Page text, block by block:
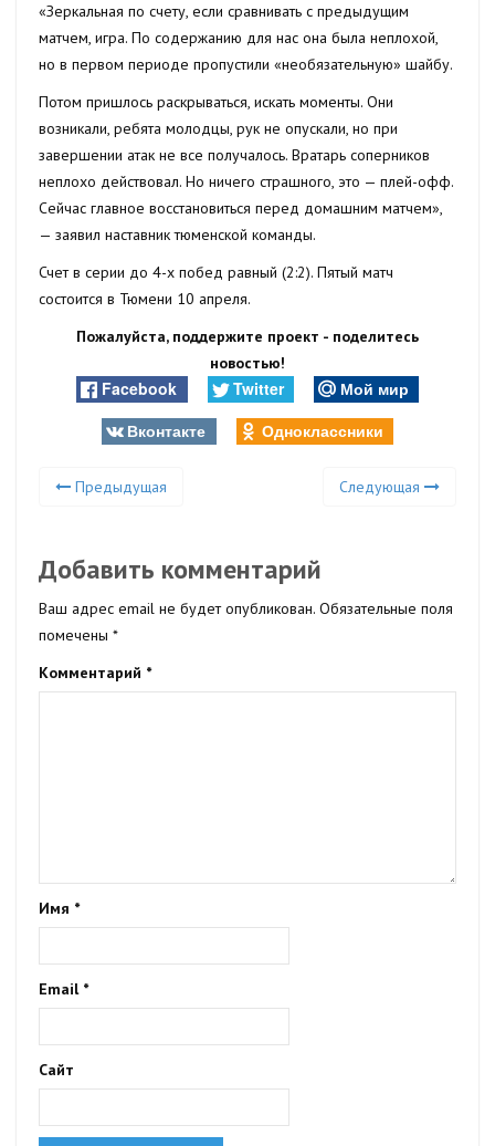
«Зеркальная по счету, если сравнивать с предыдущим
матчем, игра. По содержанию для нас она была неплохой,
но в первом периоде пропустили «необязательную» шайбу.
Потом пришлось раскрываться, искать моменты. Они
возникали, ребята молодцы, рук не опускали, но при
завершении атак не все получалось. Вратарь соперников
неплохо действовал. Но ничего страшного, это — плей-офф.
Сейчас главное восстановиться перед домашним матчем»,
— заявил наставник тюменской команды.
Счет в серии до 4-х побед равный (2:2). Пятый матч
состоится в Тюмени 10 апреля.
Пожалуйста, поддержите проект - поделитесь
новостью!
Facebook Twitter
Мой мир
Вконтакте
Одноклассники
Предыдущая Следующая
Добавить комментарий
Ваш адрес email не будет опубликован. Обязательные поля
помечены *
Комментарий *
Имя *
Email *
Сайт